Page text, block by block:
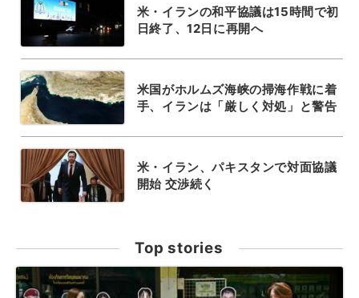
米・イランの和平協議は15時間で初
日終了、12日に再開へ
米国がホルムズ海峡の掃海作戦に着
手、イランは「厳しく対処」と警告
米・イラン、パキスタンで対面協議
開始 交渉続く
Top stories